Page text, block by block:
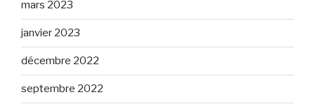
mars 2023
janvier 2023
décembre 2022
septembre 2022